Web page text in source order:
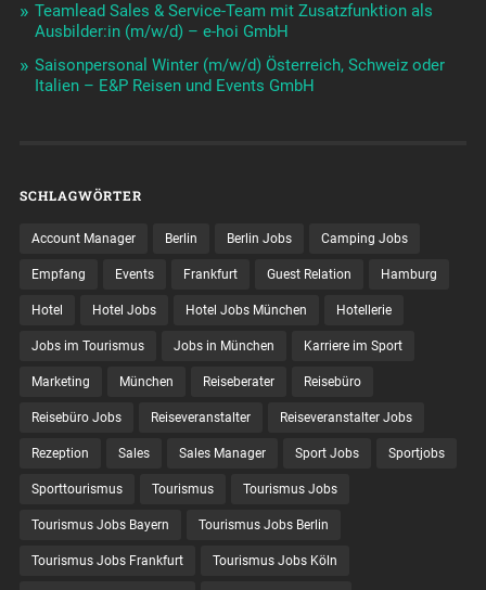
Teamlead Sales & Service-Team mit Zusatzfunktion als
Ausbilder:in (m/w/d) – e-hoi GmbH
Saisonpersonal Winter (m/w/d) Österreich, Schweiz oder
Italien – E&P Reisen und Events GmbH
SCHLAGWÖRTER
Account Manager Berlin Berlin Jobs Camping Jobs
Empfang Events Frankfurt Guest Relation Hamburg
Hotel Hotel Jobs Hotel Jobs München Hotellerie
Jobs im Tourismus Jobs in München Karriere im Sport
Marketing München Reiseberater Reisebüro
Reisebüro Jobs Reiseveranstalter Reiseveranstalter Jobs
Rezeption Sales Sales Manager Sport Jobs Sportjobs
Sporttourismus Tourismus Tourismus Jobs
Tourismus Jobs Bayern Tourismus Jobs Berlin
Tourismus Jobs Frankfurt Tourismus Jobs Köln